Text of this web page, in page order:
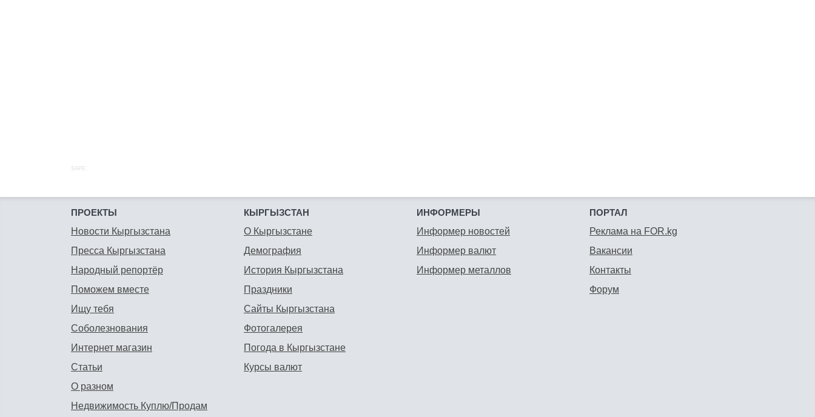
SAPE:
ПРОЕКТЫ
Новости Кыргызстана
Пресса Кыргызстана
Народный репортёр
Поможем вместе
Ищу тебя
Соболезнования
Интернет магазин
Статьи
О разном
Недвижимость Куплю/Продам
КЫРГЫЗСТАН
О Кыргызстане
Демография
История Кыргызстана
Праздники
Сайты Кыргызстана
Фотогалерея
Погода в Кыргызстане
Курсы валют
ИНФОРМЕРЫ
Информер новостей
Информер валют
Информер металлов
ПОРТАЛ
Реклама на FOR.kg
Вакансии
Контакты
Форум